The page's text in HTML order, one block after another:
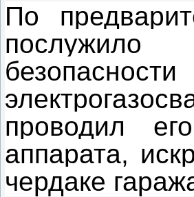
По
проводил
аппарата,
чердаке